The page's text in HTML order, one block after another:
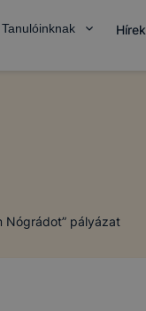
Tanulóinknak Hírek
Nógrádot” pályázat